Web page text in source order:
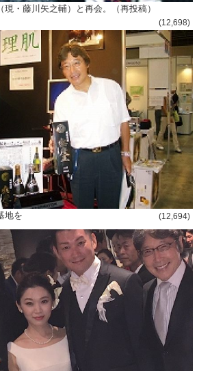
・藤川矢之輔）と再会。（再投稿）
(12,698)
地を (12,694)